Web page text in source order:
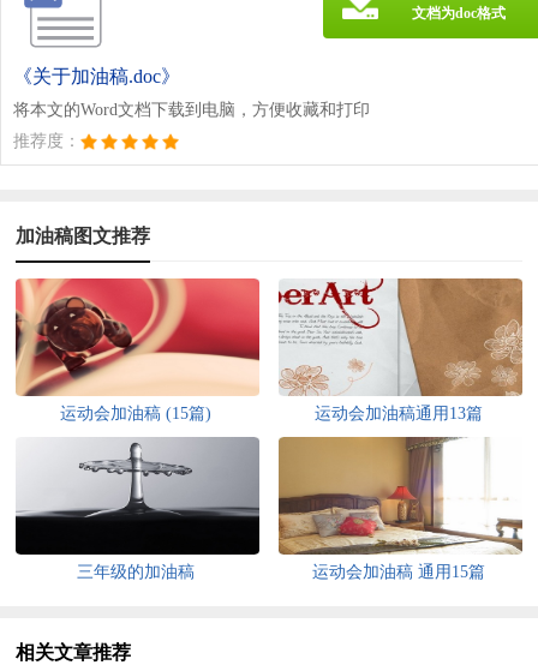
《关于加油稿.doc》
将本文的Word文档下载到电脑，方便收藏和打印
推荐度：
文档为doc格式
加油稿图文推荐
运动会加油稿 (15篇) 运动会加油稿通用13篇
三年级的加油稿 运动会加油稿 通用15篇
相关文章推荐